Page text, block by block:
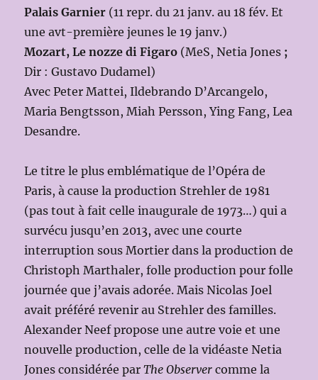
Palais Garnier (11 repr. du 21 janv. au 18 fév. Et
une avt-première jeunes le 19 janv.)
Mozart, Le nozze di Figaro (MeS, Netia Jones ;
Dir : Gustavo Dudamel)
Avec Peter Mattei, Ildebrando D’Arcangelo,
Maria Bengtsson, Miah Persson, Ying Fang, Lea
Desandre.
Le titre le plus emblématique de l’Opéra de
Paris, à cause la production Strehler de 1981
(pas tout à fait celle inaugurale de 1973…) qui a
survécu jusqu’en 2013, avec une courte
interruption sous Mortier dans la production de
Christoph Marthaler, folle production pour folle
journée que j’avais adorée. Mais Nicolas Joel
avait préféré revenir au Strehler des familles.
Alexander Neef propose une autre voie et une
nouvelle production, celle de la vidéaste Netia
Jones considérée parThe Observer comme la